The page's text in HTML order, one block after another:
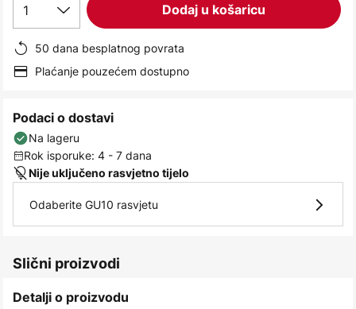
1 Dodaj u košaricu
50 dana besplatnog povrata
Plaćanje pouzećem dostupno
Podaci o dostavi
Na lageru
Rok isporuke: 4 - 7 dana
Nije uključeno rasvjetno tijelo
Odaberite GU10 rasvjetu
Slični proizvodi
Detalji o proizvodu